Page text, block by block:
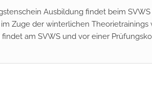
Ausbildung findet beim
Zuge der winterlichen
findet am SVWS und vor einer